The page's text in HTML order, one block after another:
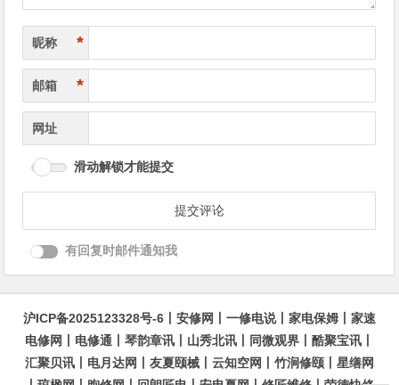
昵称 *
邮箱 *
网址
滑动解锁才能提交
有回复时邮件通知我
沪ICP备2025123328号-6 安修网 一修电说丨 家电保姆
家速
电修网
电修通 琴韵章讯 山秀北讯 同微观界 酷聚宝讯
汇聚贝讯
电月达网 友夏颐械 云知空网 竹涧修颐
星缮网